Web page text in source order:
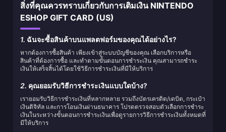
สิ่งที่คุณควรทราบเกี่ยวกับการเติมเงิน NINTENDO
ESHOP GIFT CARD (US)
1. ฉันจะซื้อสินค้าบนแพลตฟอร์มของคุณได้อย่างไร?
หากต้องการซื้อสินค้า เพียงเข้าสู่ระบบบัญชีของคุณ เลือกบริการหรือ
สินค้าที่ต้องการซื้อ และทำตามขั้นตอนการชำระเงิน คุณสามารถชำระ
เงินให้เสร็จสิ้นได้โดยใช้วิธีการชำระเงินที่มีให้บริการ
2. คุณยอมรับวิธีการชำระเงินแบบใดบ้าง?
เรายอมรับวิธีการชำระเงินที่หลากหลาย รวมถึงบัตรเครดิต/เดบิต, กระเป๋า
เงินดิจิทัล และการโอนเงินผ่านธนาคาร โปรดตรวจสอบตัวเลือกการชำระ
เงินในระหว่างขั้นตอนการชำระเงินเพื่อดูรายการวิธีการชำระเงินทั้งหมดที่
มีให้บริการ